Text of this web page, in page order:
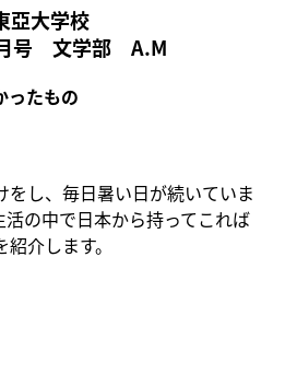
亞大学校
号 文学部 A.M
ったもの
し、毎日暑い日が続いていま
の中で日本から持ってこれば
介します。